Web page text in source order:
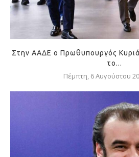
Στην ΑΑΔΕ ο Πρωθυπουργός
το...
Πέμπτη, 6 Αυγούστου